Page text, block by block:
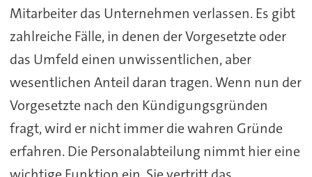
Mitarbeiter das Unternehmen verlassen. Es gibt
zahlreiche Fälle, in denen der Vorgesetzte oder
das Umfeld einen unwissentlichen, aber
wesentlichen Anteil daran tragen. Wenn nun der
Vorgesetzte nach den Kündigungsgründen
fragt, wird er nicht immer die wahren Gründe
erfahren. Die Personalabteilung nimmt hier eine